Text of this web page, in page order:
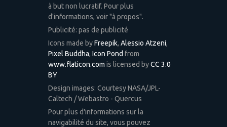
à but non lucratif. Pour plus
d'informations, voir "à propos".
Publicité: pas de publicité
Icons made byFreepik, Alessio Atzeni,
Pixel Buddha, Icon Pond from
www.flaticon.com is licensed byCC 3.0
BY
Design images: Courtesy NASA/JPL-
Caltech / Webastro - Quercus
Pour plus d'informations sur la
navigabilité du site, vous pouvez